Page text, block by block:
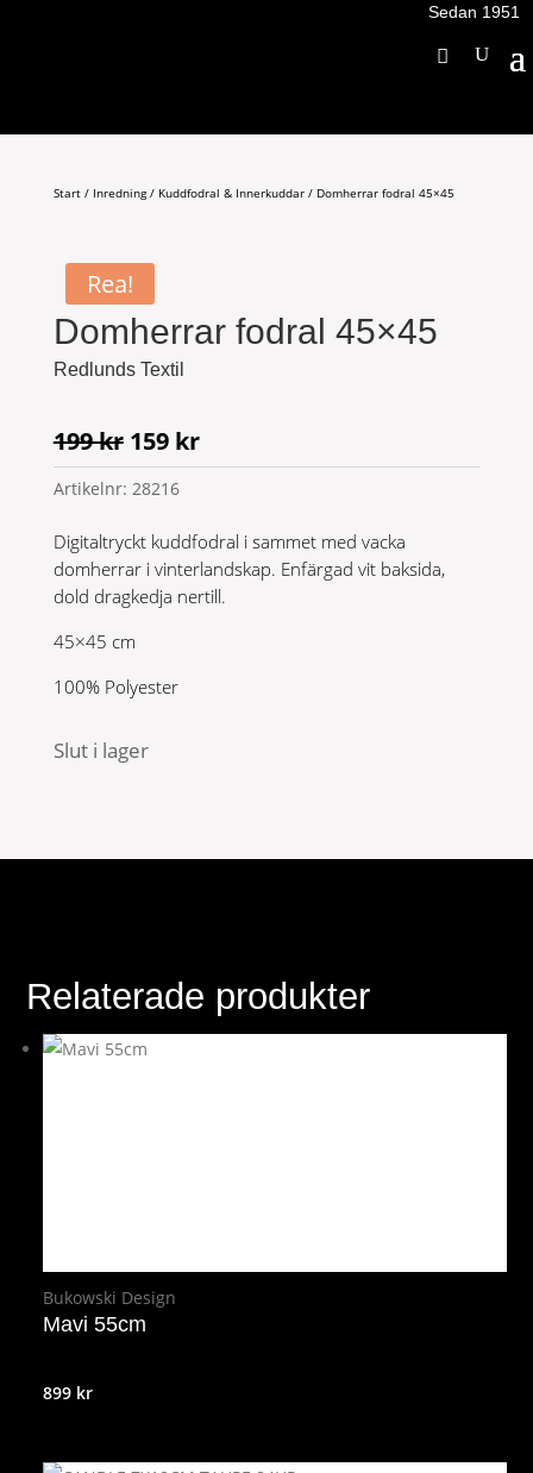
Sedan 1951
Start/ Inredning/ Kuddfodral & Innerkuddar/ Domherrar fodral 45×45
Rea!
Domherrar fodral 45×45
Redlunds Textil
199kr Det
ursprungliga
priset
199 kr.
159 krDet
nuvarande
159 kr.
Artikelnr: 28216
Digitaltryckt kuddfodral i sammet med vacka
domherrar i vinterlandskap. Enfärgad vit baksida,
dold dragkedja nertill.
45×45 cm
100% Polyester
Slut i lager
Relaterade produkter
Bukowski Design
Mavi 55cm
899 kr